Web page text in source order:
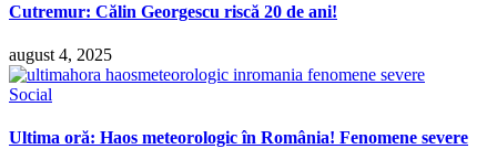
Cutremur: Călin Georgescu riscă 20 de ani!
august 4, 2025
Social
Ultima oră: Haos meteorologic în România! Fenomene severe